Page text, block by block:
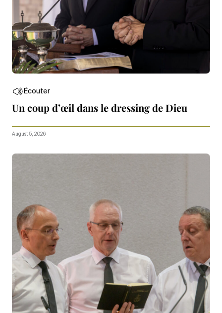
Écouter
Un coup d’œil dans le dressing de Dieu
August 5, 2026